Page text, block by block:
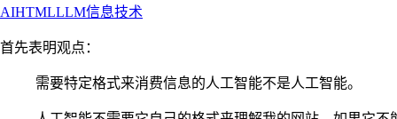
AIHTMLLLM信息技术
首先表明观点：
需要特定格式来消费信息的人工智能不是人工智能。